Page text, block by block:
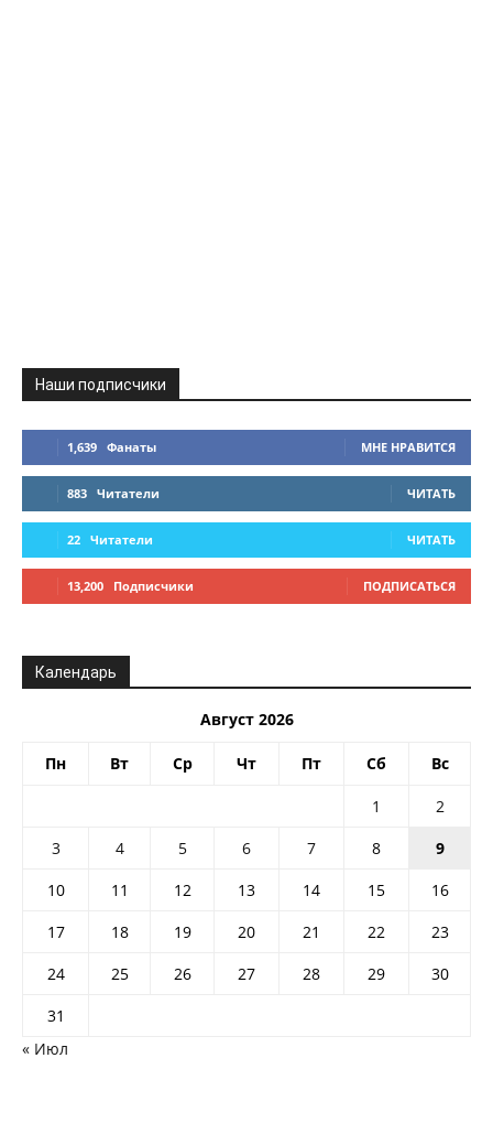
Наши подписчики
1,639 Фанаты МНЕ НРАВИТСЯ
883 Читатели ЧИТАТЬ
22 Читатели ЧИТАТЬ
13,200 Подписчики ПОДПИСАТЬСЯ
Календарь
Август 2026
Пн Вт Ср Чт Пт Сб Вс
1
2
3
4 5 6 7 8
9
10
11 12 13 14 15
16
17
18 19 20 21 22
23
24
25 26 27 28 29
30
31
« Июл